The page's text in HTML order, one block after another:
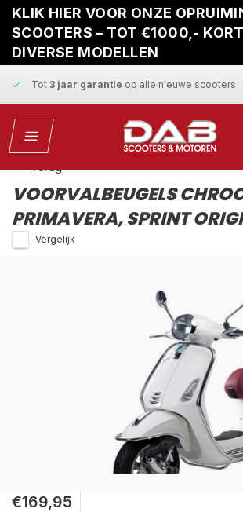
KLIK HIER VOOR ONZE
SCOOTERS – TOT €1000,-
DIVERSE MODELLEN
Gratis ophaalservicebij reparatie
Snelle leveringen vaste scherpe prijzen
Tot 3 jaar garantie op alle nieuwe scooters
Gratis ophaalservicebij reparatie
VOORVALBEUGELS
PRIMAVERA, SPRINT
Vergelijk
€169,95